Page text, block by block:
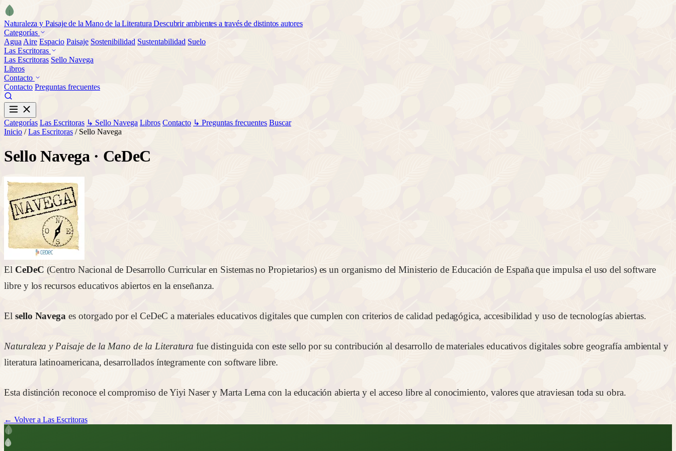
Naturaleza y Paisaje de la Mano de la Literatura Descubrir ambientes a través de distintos autores
Categorías
Agua Aire Espacio Paisaje Sostenibilidad Sustentabilidad Suelo
Las Escritoras
Las Escritoras Sello Navega
Libros
Contacto
Contacto Preguntas frecuentes
Categorías Las Escritoras ↳ Sello Navega Libros Contacto ↳ Preguntas frecuentes Buscar
Inicio / Las Escritoras / Sello Navega
Sello Navega · CeDeC
El CeDeC (Centro Nacional de Desarrollo Curricular en Sistemas no Propietarios) es un organismo del Ministerio de Educación de España que impulsa el uso del software
libre y los recursos educativos abiertos en la enseñanza.
El sello Navega es otorgado por el CeDeC a materiales educativos digitales que cumplen con criterios de calidad pedagógica, accesibilidad y uso de tecnologías abiertas.
Naturaleza y Paisaje de la Mano de la Literatura fue distinguida con este sello por su contribución al desarrollo de materiales educativos digitales sobre geografía ambiental y
literatura latinoamericana, desarrollados íntegramente con software libre.
Esta distinción reconoce el compromiso de Yiyi Naser y Marta Lema con la educación abierta y el acceso libre al conocimiento, valores que atraviesan toda su obra.
← Volver a Las Escritoras